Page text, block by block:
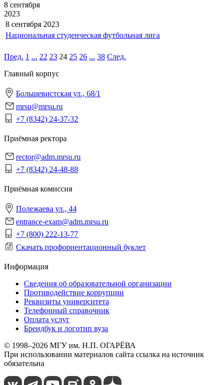
8 сентября
2023
8 сентября 2023
Национальная студенческая футбольная лига
Пред. 1 ... 22 23 24 25 26 ... 38 След.
Главный корпус
Большевистская ул., 68/1
mrsu@mrsu.ru
+7 (8342) 24-37-32
Приёмная ректора
rector@adm.mrsu.ru
+7 (8342) 24-48-88
Приёмная комиссия
Полежаева ул., 44
entrance-exam@adm.mrsu.ru
+7 (800) 222-13-77
Скачать профориентационный буклет
Информация
Сведения об образовательной организации
Противодействие коррупции
Реквизиты университета
Телефонный справочник
Оплата услуг
Брендбук и логотип вуза
© 1998–2026 МГУ им. Н.П. ОГАРЁВА
При использовании материалов сайта ссылка на источник
обязательна